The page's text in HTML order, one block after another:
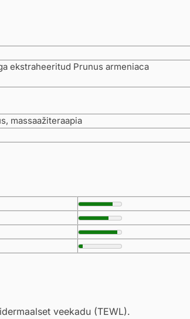
ekstraheeritud Prunus armeniaca
massaažiteraapia
veekadu (TEWL).